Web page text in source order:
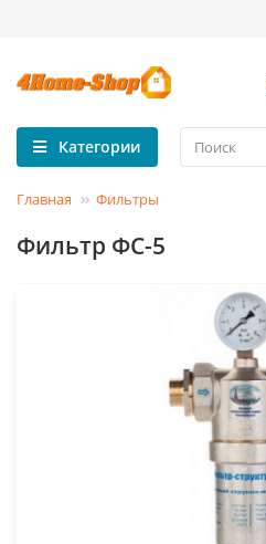
Категории
Главная Фильтры
Фильтр ФС-5